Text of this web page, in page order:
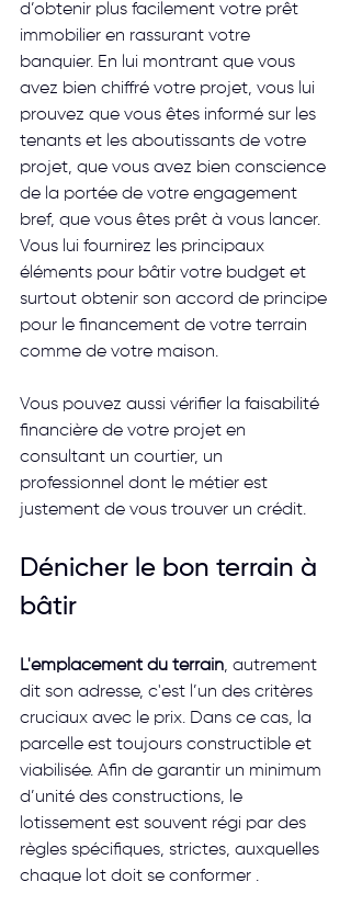
d’obtenir plus facilement votre prêt
immobilier en rassurant votre
banquier. En lui montrant que vous
avez bien chiffré votre projet, vous lui
prouvez que vous êtes informé sur les
tenants et les aboutissants de votre
projet, que vous avez bien conscience
de la portée de votre engagement
bref, que vous êtes prêt à vous lancer.
Vous lui fournirez les principaux
éléments pour bâtir votre budget et
surtout obtenir son accord de principe
pour le financement de votre terrain
comme de votre maison.
Vous pouvez aussi vérifier la faisabilité
financière de votre projet en
consultant un courtier, un
professionnel dont le métier est
justement de vous trouver un crédit.
Dénicher le bon terrain à
bâtir
L'emplacement du terrain, autrement
dit son adresse, c'est l’un des critères
cruciaux avec le prix. Dans ce cas, la
parcelle est toujours constructible et
viabilisée. Afin de garantir un minimum
d’unité des constructions, le
lotissement est souvent régi par des
règles spécifiques, strictes, auxquelles
chaque lot doit se conformer .